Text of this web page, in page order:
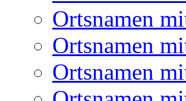
Ortsnamen
Ortsnamen
Ortsnamen